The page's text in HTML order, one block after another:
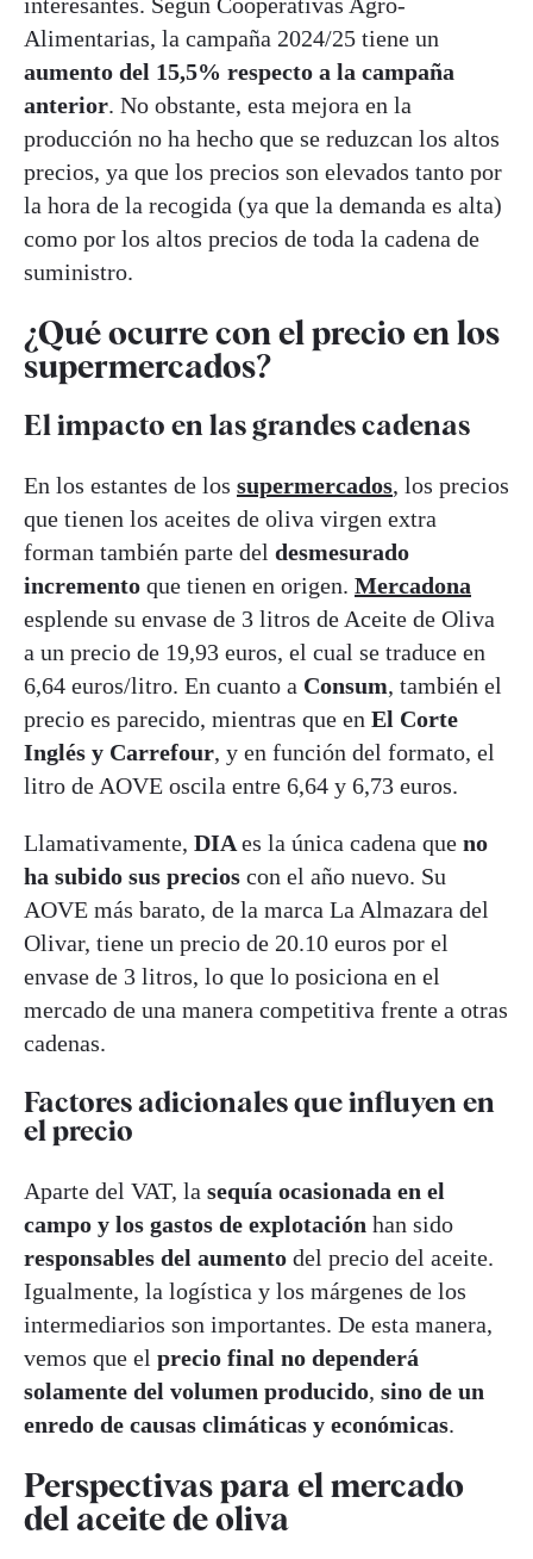
Alimentarias, la campaña 2024/25 tiene un
aumento del 15,5% respecto a la campaña
anterior. No obstante, esta mejora en la
producción no ha hecho que se reduzcan los altos
precios, ya que los precios son elevados tanto por
la hora de la recogida (ya que la demanda es alta)
como por los altos precios de toda la cadena de
suministro.
¿Qué ocurre con el precio en los
supermercados?
El impacto en las grandes cadenas
En los estantes de los supermercados, los precios
que tienen los aceites de oliva virgen extra
forman también parte del desmesurado
incremento que tienen en origen. Mercadona
esplende su envase de 3 litros de Aceite de Oliva
a un precio de 19,93 euros, el cual se traduce en
6,64 euros/litro. En cuanto a Consum, también el
precio es parecido, mientras que en El Corte
Inglés y Carrefour, y en función del formato, el
litro de AOVE oscila entre 6,64 y 6,73 euros.
Llamativamente, DIAes la única cadena que no
ha subido sus precios con el año nuevo. Su
AOVE más barato, de la marca La Almazara del
Olivar, tiene un precio de 20.10 euros por el
envase de 3 litros, lo que lo posiciona en el
mercado de una manera competitiva frente a otras
cadenas.
Factores adicionales que influyen en
el precio
Aparte del VAT, la sequía ocasionada en el
campo y los gastos de explotación han sido
responsables del aumento del precio del aceite.
Igualmente, la logística y los márgenes de los
intermediarios son importantes. De esta manera,
vemos que el precio final no dependerá
solamente del volumen producido, sino de un
enredo de causas climáticas y económicas.
Perspectivas para el mercado
del aceite de oliva